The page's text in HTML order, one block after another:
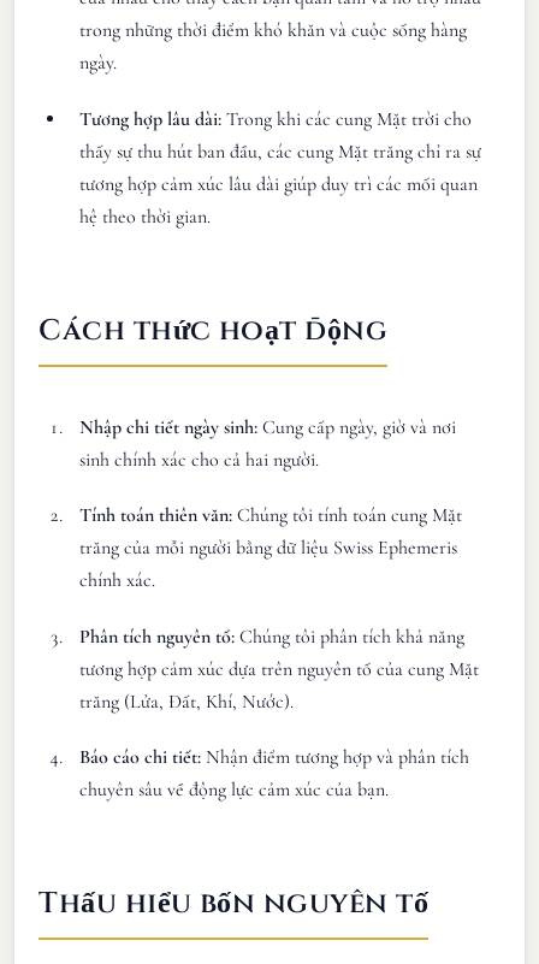
trong những thời điểm khó khăn và cuộc sống hàng
ngày.
Tương hợp lâu dài: Trong khi các cung Mặt trời cho
thấy sự thu hút ban đầu, các cung Mặt trăng chỉ ra sự
tương hợp cảm xúc lâu dài giúp duy trì các mối quan
hệ theo thời gian.
Cách thức hoạt động
Nhập chi tiết ngày sinh: Cung cấp ngày, giờ và nơi
sinh chính xác cho cả hai người.
Tính toán thiên văn: Chúng tôi tính toán cung Mặt
trăng của mỗi người bằng dữ liệu Swiss Ephemeris
chính xác.
Phân tích nguyên tố: Chúng tôi phân tích khả năng
tương hợp cảm xúc dựa trên nguyên tố của cung Mặt
trăng (Lửa, Đất, Khí, Nước).
Báo cáo chi tiết: Nhận điểm tương hợp và phân tích
chuyên sâu về động lực cảm xúc của bạn.
Thấu hiểu bốn nguyên tố